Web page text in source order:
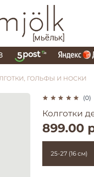
ГОЛЬФЫ И НОСКИ
(0)
Колготки
899.00
25-27 (16 см)